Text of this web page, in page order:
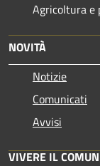
Agricoltura e
NOVITÀ
Notizie
Comunicati
Avvisi
VIVERE IL